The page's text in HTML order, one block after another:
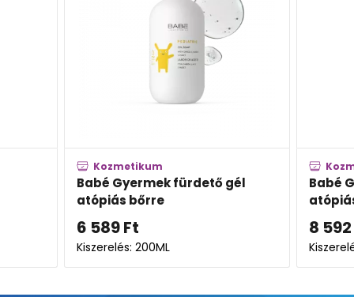
Kozmetikum
Babé Gyermek testápoló
atópiás bőrre
8 592
Kiszerelés: 200ML